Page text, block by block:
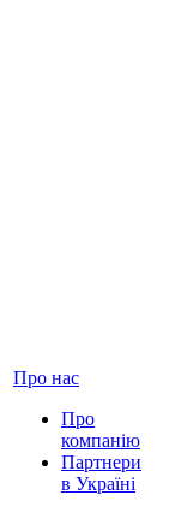
Про нас
Про
компанію
Партнери
в Україні